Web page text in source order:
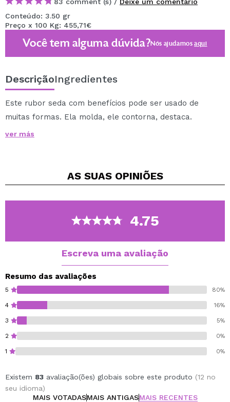
Conteúdo: 3.50 gr
Preço x 100 Kg: 455,71€
Você tem alguma dúvida?Nós ajudamosaqui
DescriçãoIngredientes
Este rubor seda com benefícios pode ser usado de
muitas formas. Ela molda, ele contorna, destaca.
Sunbaked em telhas de terracota italiana, é edificável
Glide escova através da cor e bata levemente o
excesso de pó. Aplique levemente nas bochechas,
testa, queixo e / ou nariz e misture bem para um brilho
ver más
AS SUAS OPINIÕES
4.75
Escreva uma avaliação
Resumo das avaliações
5 80%
4 16%
3 5%
2 0%
1 0%
Existem 83 avaliação(ões) globais sobre este produto (12 no
seu idioma)
MAIS VOTADASMAIS ANTIGASMAIS RECENTES